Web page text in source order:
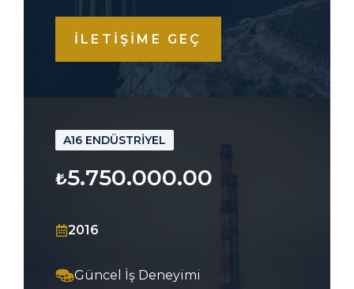
İLETİŞİME GEÇ
A16 ENDÜSTRİYEL
₺5.750.000.00
2016
Güncel İş Deneyimi